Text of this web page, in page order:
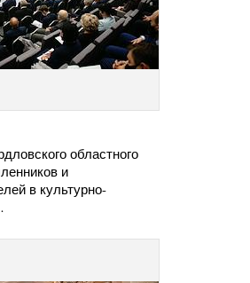
областного
и
в культурно-